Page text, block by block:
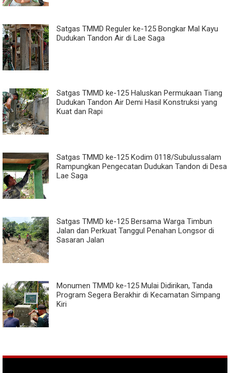
Satgas TMMD Reguler ke-125 Bongkar Mal Kayu
Dudukan Tandon Air di Lae Saga
Satgas TMMD ke-125 Haluskan Permukaan Tiang
Dudukan Tandon Air Demi Hasil Konstruksi yang
Kuat dan Rapi
Satgas TMMD ke-125 Kodim 0118/Subulussalam
Rampungkan Pengecatan Dudukan Tandon di Desa
Lae Saga
Satgas TMMD ke-125 Bersama Warga Timbun
Jalan dan Perkuat Tanggul Penahan Longsor di
Sasaran Jalan
Monumen TMMD ke-125 Mulai Didirikan, Tanda
Program Segera Berakhir di Kecamatan Simpang
Kiri